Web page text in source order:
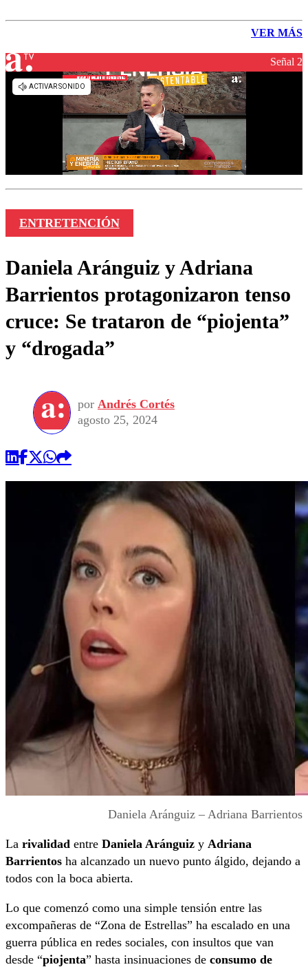
VER MÁS
Señal 2
ENTRETENCIÓN
Daniela Aránguiz y Adriana
Barrientos protagonizaron tenso
cruce: Se trataron de “piojenta”
y “drogada”
por Andrés Cortés
agosto 25, 2024
Daniela Aránguiz – Adriana Barrientos
La rivalidad entre Daniela Aránguiz y Adriana
Barrientos ha alcanzado un nuevo punto álgido, dejando a
todos con la boca abierta.
Lo que comenzó como una simple tensión entre las
excompañeras de “Zona de Estrellas” ha escalado en una
guerra pública en redes sociales, con insultos que van
desde “piojenta” hasta insinuaciones de consumo de